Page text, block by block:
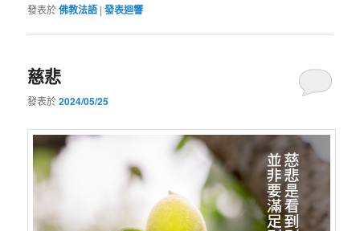
發表於佛教法語 |發表迴響
慈悲
發表於2024/05/25